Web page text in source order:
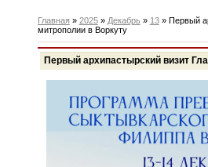
Главная » 2025 » Декабрь » 13» Первый
митрополии в Воркуту
Первый архипастырский визит